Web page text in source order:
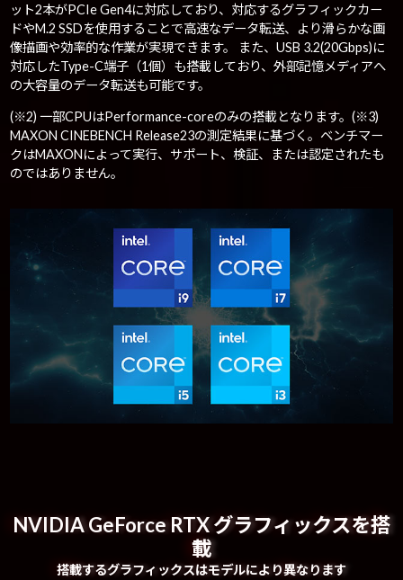
ット2本がPCIe Gen4に対応しており、対応するグラフィックカー
ドやM.2 SSDを使用することで高速なデータ転送、より滑らかな画
像描画や効率的な作業が実現できます。 また、USB 3.2(20Gbps)に
対応したType-C端子（1個）も搭載しており、外部記憶メディアへ
の大容量のデータ転送も可能です。
(※2) 一部CPUはPerformance-coreのみの搭載となります。(※3)
MAXON CINEBENCH Release23の測定結果に基づく。ベンチマー
クはMAXONによって実行、サポート、検証、または認定されたも
のではありません。
NVIDIA GeForce RTX グラフィックスを搭
載
搭載するグラフィックスはモデルにより異なります